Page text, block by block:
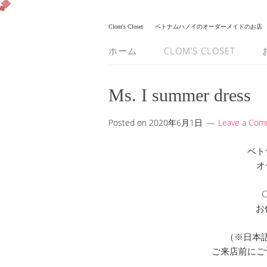
Clom's Closet ベトナムハノイのオーダーメイドのお店
ホーム CLOM’S CLOSET
Ms. I summer dress
Posted on 2020年6月1日 Leave a
ベ
（※日本
ご来店前に